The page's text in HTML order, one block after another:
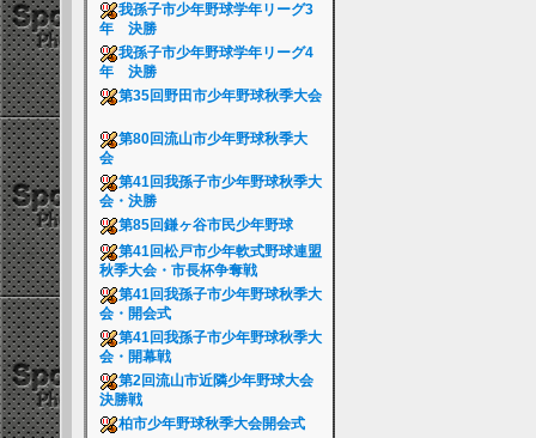
我孫子市少年野球学年リーグ3
年 決勝
我孫子市少年野球学年リーグ4
年 決勝
第35回野田市少年野球秋季大会
第80回流山市少年野球秋季大
会
第41回我孫子市少年野球秋季大
会・決勝
第85回鎌ヶ谷市民少年野球
第41回松戸市少年軟式野球連盟
秋季大会・市長杯争奪戦
第41回我孫子市少年野球秋季大
会・開会式
第41回我孫子市少年野球秋季大
会・開幕戦
第2回流山市近隣少年野球大会
決勝戦
柏市少年野球秋季大会開会式